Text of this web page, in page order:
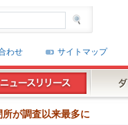
わせ サイトマップ
が調査以来最多に